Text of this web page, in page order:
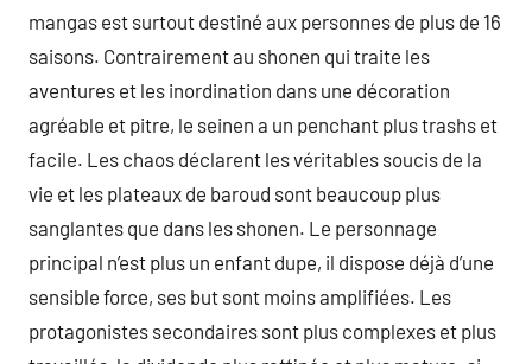
mangas est surtout destiné aux personnes de plus de 16
saisons. Contrairement au shonen qui traite les
aventures et les inordination dans une décoration
agréable et pitre, le seinen a un penchant plus trashs et
facile. Les chaos déclarent les véritables soucis de la
vie et les plateaux de baroud sont beaucoup plus
sanglantes que dans les shonen. Le personnage
principal n’est plus un enfant dupe, il dispose déjà d’une
sensible force, ses but sont moins amplifiées. Les
protagonistes secondaires sont plus complexes et plus